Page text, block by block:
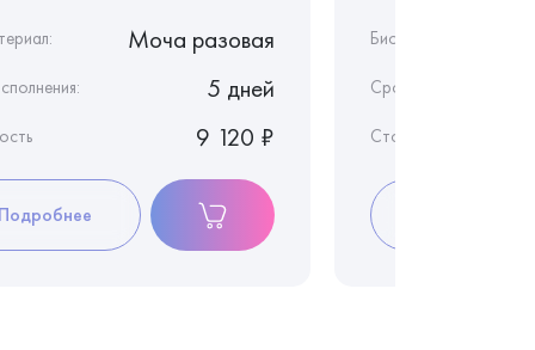
Моча разовая
5 дней
9 120 ₽
Биоматериал:
Срок исполнения:
Стоимость